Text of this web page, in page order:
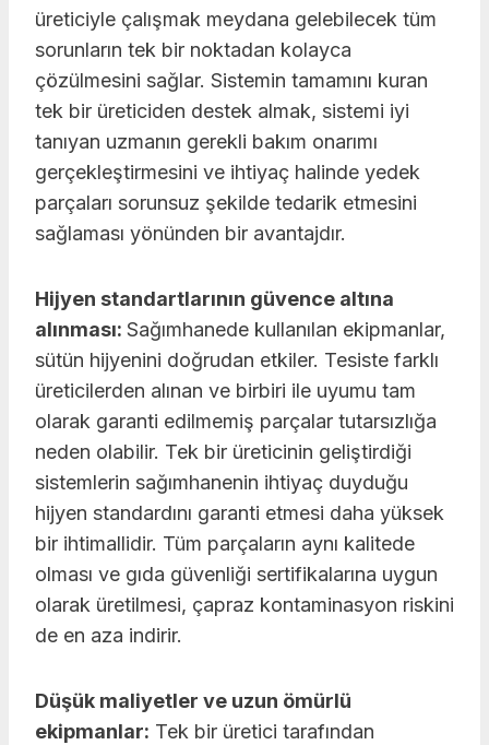
üreticiyle çalışmak meydana gelebilecek tüm
sorunların tek bir noktadan kolayca
çözülmesini sağlar. Sistemin tamamını kuran
tek bir üreticiden destek almak, sistemi iyi
tanıyan uzmanın gerekli bakım onarımı
gerçekleştirmesini ve ihtiyaç halinde yedek
parçaları sorunsuz şekilde tedarik etmesini
sağlaması yönünden bir avantajdır.
Hijyen standartlarının güvence altına
alınması: Sağımhanede kullanılan ekipmanlar,
sütün hijyenini doğrudan etkiler. Tesiste farklı
üreticilerden alınan ve birbiri ile uyumu tam
olarak garanti edilmemiş parçalar tutarsızlığa
neden olabilir. Tek bir üreticinin geliştirdiği
sistemlerin sağımhanenin ihtiyaç duyduğu
hijyen standardını garanti etmesi daha yüksek
bir ihtimallidir. Tüm parçaların aynı kalitede
olması ve gıda güvenliği sertifikalarına uygun
olarak üretilmesi, çapraz kontaminasyon riskini
de en aza indirir.
Düşük maliyetler ve uzun ömürlü
ekipmanlar: Tek bir üretici tarafından